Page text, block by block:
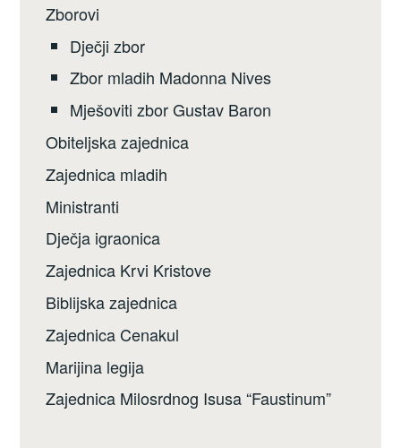
Zborovi
Dječji zbor
Zbor mladih Madonna Nives
Mješoviti zbor Gustav Baron
Obiteljska zajednica
Zajednica mladih
Ministranti
Dječja igraonica
Zajednica Krvi Kristove
Biblijska zajednica
Zajednica Cenakul
Marijina legija
Zajednica Milosrdnog Isusa “Faustinum”